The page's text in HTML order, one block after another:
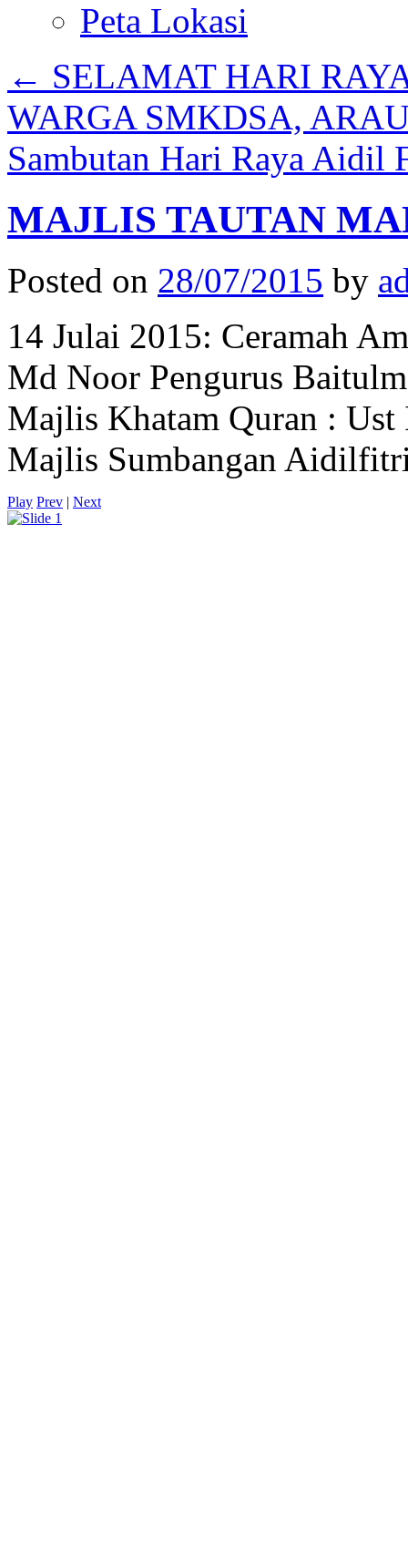
Peta Lokasi
← SELAMAT HARI
WARGA SMKDSA,
Sambutan Hari Raya Aidil
MAJLIS TAUTAN
Posted on 28/07/2015 by
14 Julai 2015: Ceramah
Md Noor Pengurus
Majlis Khatam Quran :
Majlis Sumbangan
Play Prev | Next